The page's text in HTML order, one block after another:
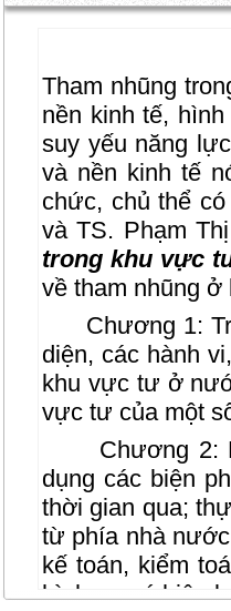
Tham nhũng
nền kinh tế,
suy yếu năng
và nền kinh tế
chức, chủ thể
và TS. Phạm
trong khu vực
về tham nhũng
Chương 1:
diện, các hành
khu vực tư ở
vực tư của một
Chương 2:
dụng các biện
thời gian qua;
từ phía nhà
kế toán, kiểm
hình sự có hiệu